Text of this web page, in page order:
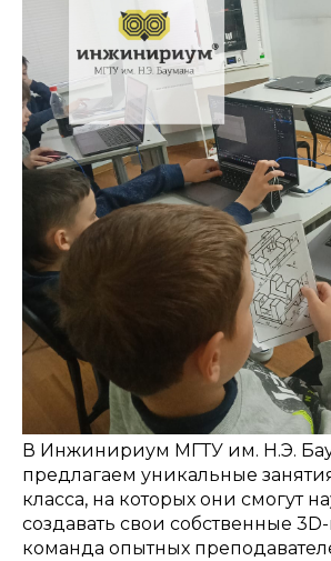
В Инжинириум МГТУ им. Н.Э.
предлагаем уникальные
класса, на которых они смогут
создавать свои собственные
команда опытных